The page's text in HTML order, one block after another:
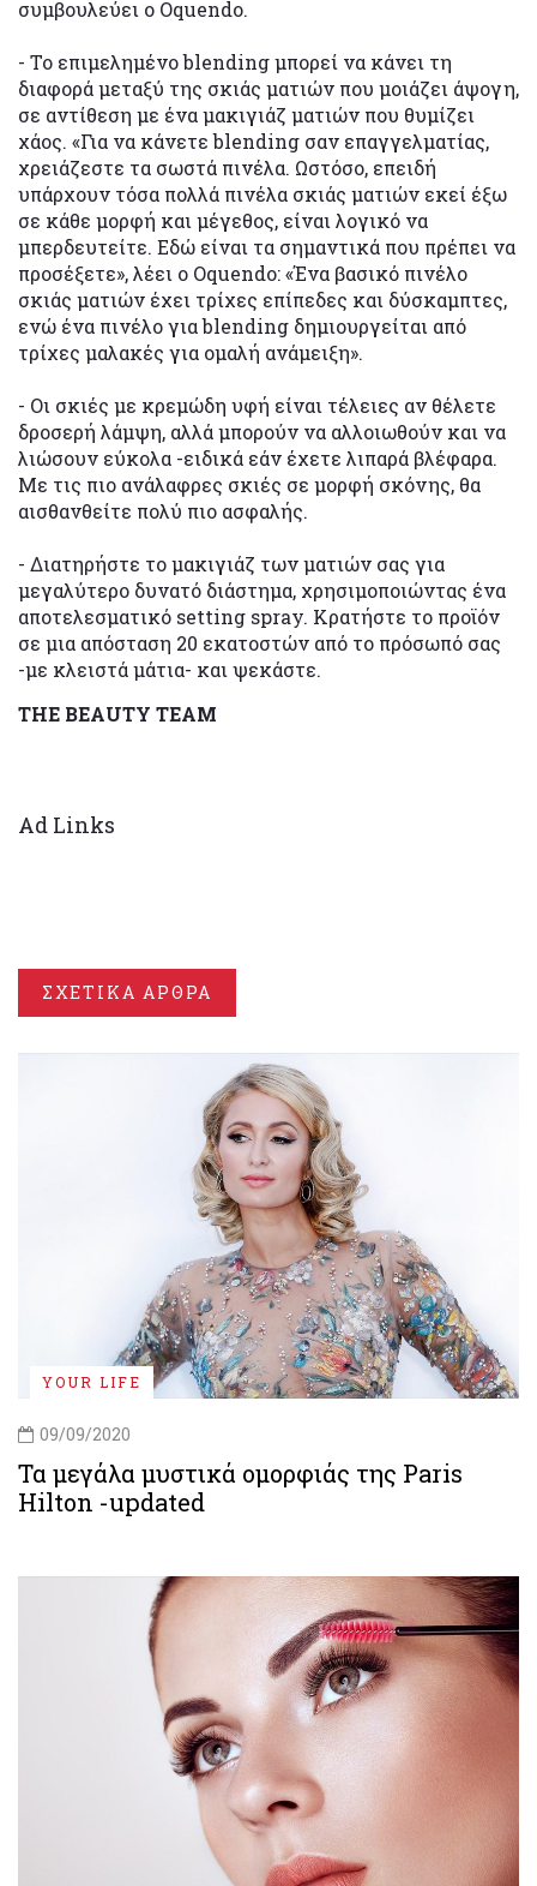
συμβουλεύει ο Oquendo.
- Το επιμελημένο blending μπορεί να κάνει τη
διαφορά μεταξύ της σκιάς ματιών που μοιάζει άψογη,
σε αντίθεση με ένα μακιγιάζ ματιών που θυμίζει
χάος. «Για να κάνετε blending σαν επαγγελματίας,
χρειάζεστε τα σωστά πινέλα. Ωστόσο, επειδή
υπάρχουν τόσα πολλά πινέλα σκιάς ματιών εκεί έξω
σε κάθε μορφή και μέγεθος, είναι λογικό να
μπερδευτείτε. Εδώ είναι τα σημαντικά που πρέπει να
προσέξετε», λέει ο Oquendo: «Ένα βασικό πινέλο
σκιάς ματιών έχει τρίχες επίπεδες και δύσκαμπτες,
ενώ ένα πινέλο για blending δημιουργείται από
τρίχες μαλακές για ομαλή ανάμειξη».
- Οι σκιές με κρεμώδη υφή είναι τέλειες αν θέλετε
δροσερή λάμψη, αλλά μπορούν να αλλοιωθούν και να
λιώσουν εύκολα -ειδικά εάν έχετε λιπαρά βλέφαρα.
Με τις πιο ανάλαφρες σκιές σε μορφή σκόνης, θα
αισθανθείτε πολύ πιο ασφαλής.
- Διατηρήστε το μακιγιάζ των ματιών σας για
μεγαλύτερο δυνατό διάστημα, χρησιμοποιώντας ένα
αποτελεσματικό setting spray. Κρατήστε το προϊόν
σε μια απόσταση 20 εκατοστών από το πρόσωπό σας
-με κλειστά μάτια- και ψεκάστε.
THE BEAUTY TEAM
Ad Links
ΣΧΕΤΙΚΑ ΑΡΘΡΑ
YOUR LIFE
09/09/2020
Τα μεγάλα μυστικά ομορφιάς της Paris
Hilton -updated